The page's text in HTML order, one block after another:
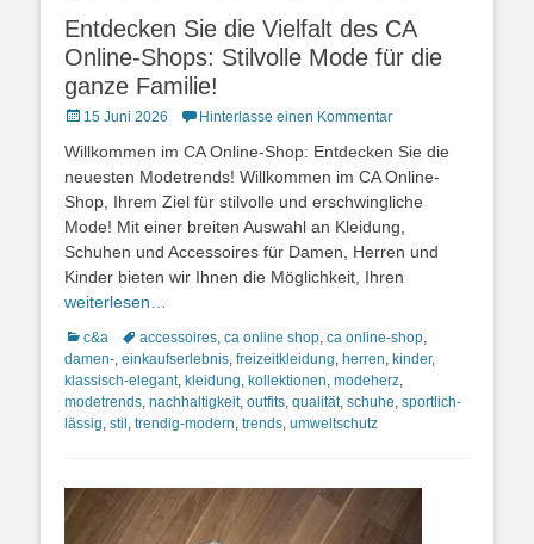
Entdecken Sie die Vielfalt des CA
Online-Shops: Stilvolle Mode für die
ganze Familie!
Posted
15 Juni 2026 Hinterlasse einen Kommentar
Willkommen im CA Online-Shop: Entdecken Sie die
neuesten Modetrends! Willkommen im CA Online-
Shop, Ihrem Ziel für stilvolle und erschwingliche
Mode! Mit einer breiten Auswahl an Kleidung,
Schuhen und Accessoires für Damen, Herren und
Kinder bieten wir Ihnen die Möglichkeit, Ihren
weiterlesen…
Kategorien
c&a Schlagworte
accessoires ca online shop ca online-shop
damen- einkaufserlebnis freizeitkleidung herren kinder,
klassisch-elegant, kleidung kollektionen modeherz
modetrends nachhaltigkeit, outfits qualität, schuhe sportlich-
lässig stil trendig-modern trends umweltschutz